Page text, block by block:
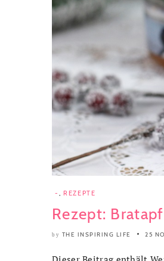
- , REZEPTE
Rezept:
by THE INSPIRING LIFE 25